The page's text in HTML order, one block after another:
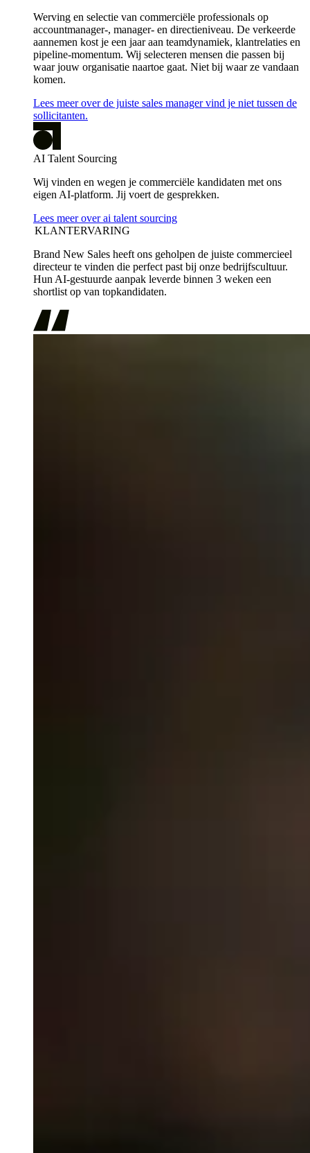
Werving en selectie van commerciële professionals op
accountmanager-, manager- en directieniveau. De verkeerde
aannemen kost je een jaar aan teamdynamiek, klantrelaties en
pipeline-momentum. Wij selecteren mensen die passen bij
waar jouw organisatie naartoe gaat. Niet bij waar ze vandaan
komen.
Lees meer over de juiste sales manager vind je niet tussen de
sollicitanten.
AI Talent Sourcing
Wij vinden en wegen je commerciële kandidaten met ons
eigen AI-platform. Jij voert de gesprekken.
Lees meer over ai talent sourcing
KLANTERVARING
Brand New Sales heeft ons geholpen de juiste commercieel
directeur te vinden die perfect past bij onze bedrijfscultuur.
Hun AI-gestuurde aanpak leverde binnen 3 weken een
shortlist op van topkandidaten.